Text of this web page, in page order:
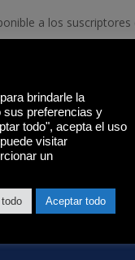
a los
brindarle la
sus preferencias y
todo", acepta el uso
visitar
un
Aceptar todo